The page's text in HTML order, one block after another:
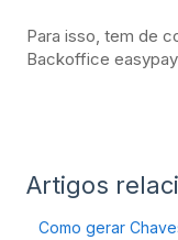
Para isso, tem de
Backoffice
Artigos
Como gerar